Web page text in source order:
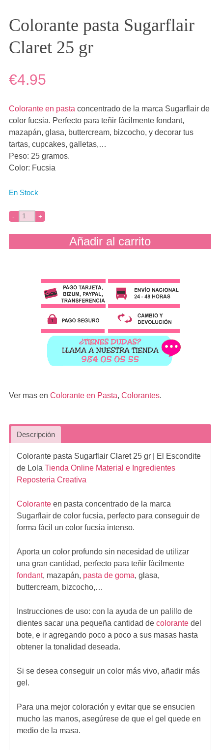
Colorante pasta Sugarflair
Claret 25 gr
€4.95
Colorante en pasta concentrado de la marca Sugarflair de
color fucsia. Perfecto para teñir fácilmente fondant,
mazapán, glasa, buttercream, bizcocho, y decorar tus
tartas, cupcakes, galletas,…
Peso: 25 gramos.
Color: Fucsia
En Stock
Añadir al carrito
Ver mas en Colorante en Pasta, Colorantes.
Descripción
Colorante pasta Sugarflair Claret 25 gr| El Escondite
de Lola Tienda Online Material e Ingredientes
Reposteria Creativa
Coloranteen pasta concentrado de la marca
Sugarflair de color fucsia, perfecto para conseguir de
forma fácil un color fucsia intenso.
Aporta un color profundo sin necesidad de utilizar
una gran cantidad, perfecto para teñir fácilmente
fondant, mazapán, pasta de goma, glasa,
buttercream, bizcocho,…
Instrucciones de uso: con la ayuda de un palillo de
dientes sacar una pequeña cantidad de colorantedel
bote, e ir agregando poco a poco a sus masas hasta
obtener la tonalidad deseada.
Si se desea conseguir un color más vivo, añadir más
gel.
Para una mejor coloración y evitar que se ensucien
mucho las manos, asegúrese de que el gel quede en
medio de la masa.